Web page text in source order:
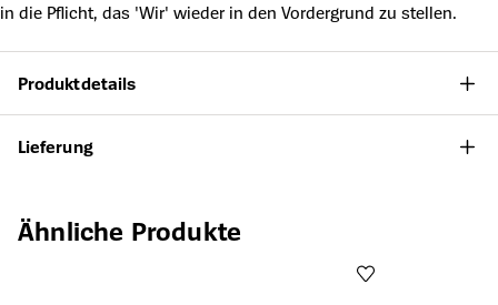
in die Pflicht, das 'Wir' wieder in den Vordergrund zu stellen.
Produktdetails
Lieferung
Produktgalerie überspringen
Ähnliche Produkte